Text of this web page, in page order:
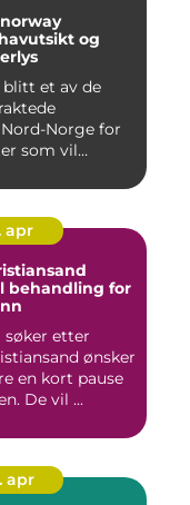
og
et av de
Norge for
som vil
apr
behandling for
søker etter
ønsker
en kort pause
De vil ...
apr